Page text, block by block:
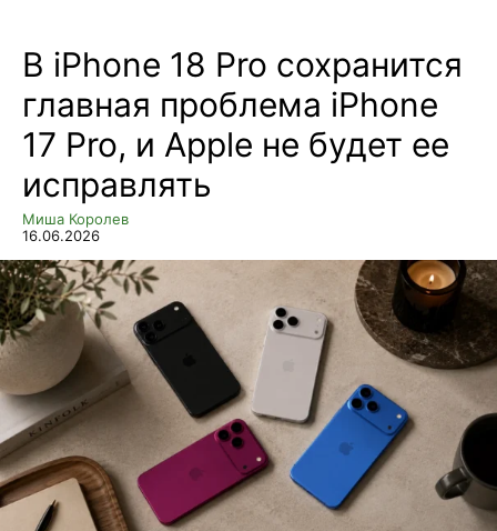
В iPhone 18 Pro сохранится
главная проблема iPhone
17 Pro, и Apple не будет ее
исправлять
Миша Королев
16.06.2026